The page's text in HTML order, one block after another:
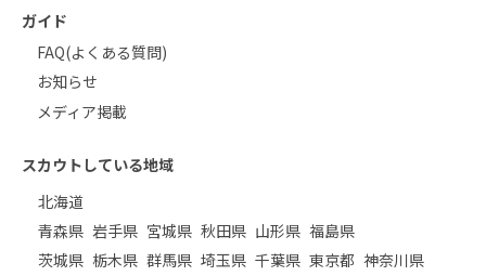
ガイド
FAQ(よくある質問)
お知らせ
メディア掲載
スカウトしている地域
北海道
青森県 岩手県 宮城県 秋田県 山形県 福島県
茨城県 栃木県 群馬県 埼玉県 千葉県 東京都 神奈川県